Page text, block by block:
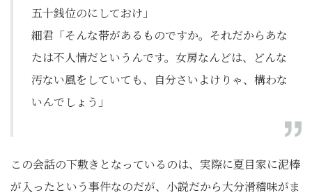
五十銭位のにしておけ」
細君「そんな帯があるものですか。それだからあな
たは不人情だというんです。女房なんどは、どんな
汚ない風をしていても、自分さいよけりゃ、構わな
いんでしょう」
この会話の下敷きとなっているのは、実際に夏目家に泥棒
が入ったという事件なのだが、小説だから大分滑稽味がま